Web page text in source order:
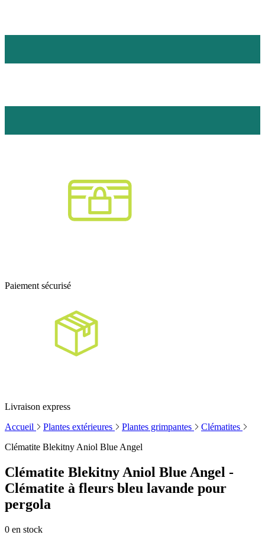
Paiement sécurisé
Livraison express
Accueil
Plantes extérieures Plantes grimpantes
Clématites
Clématite Blekitny Aniol Blue Angel
Clématite Blekitny Aniol Blue Angel -
Clématite à fleurs bleu lavande pour
pergola
0 en stock